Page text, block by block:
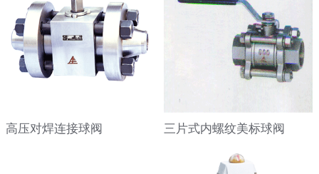
高压对焊连接球阀 三片式内螺纹美标球阀